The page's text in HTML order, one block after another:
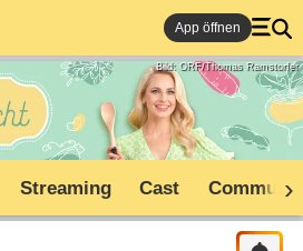
App öffnen
Bild: ORF/Thomas Ramstorfer
Streaming Cast